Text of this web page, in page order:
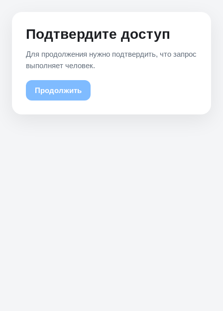
Подтвердите доступ
Для продолжения нужно подтвердить, что запрос
выполняет человек.
Продолжить